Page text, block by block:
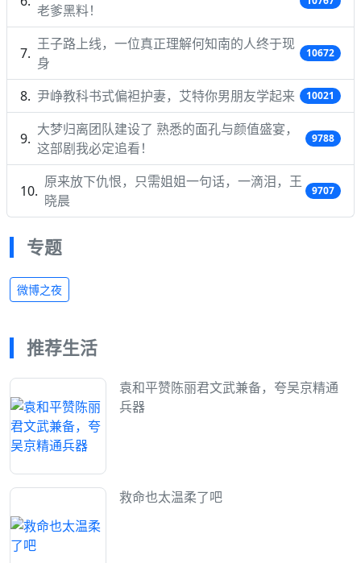
老爹黑料！
王子路上线，一位真正理解何知南的人终于现
身
10672
尹峥教科书式偏袒护妻，艾特你男朋友学起来 10021
大梦归离团队建设了 熟悉的面孔与颜值盛宴，
这部剧我必定追看！
9788
原来放下仇恨，只需姐姐一句话，一滴泪，王
晓晨
9707
专题
微博之夜
推荐生活
袁和平赞陈丽君文武兼备，夸吴京精通
兵器
救命也太温柔了吧